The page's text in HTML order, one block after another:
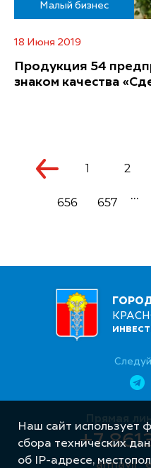
Малый бизнес
18 Июня 2019
Продукция 54
знаком качества
1 2
656 657 ...
Прямая
+7
Наш сайт использует
сбора технических
об IP-адресе,